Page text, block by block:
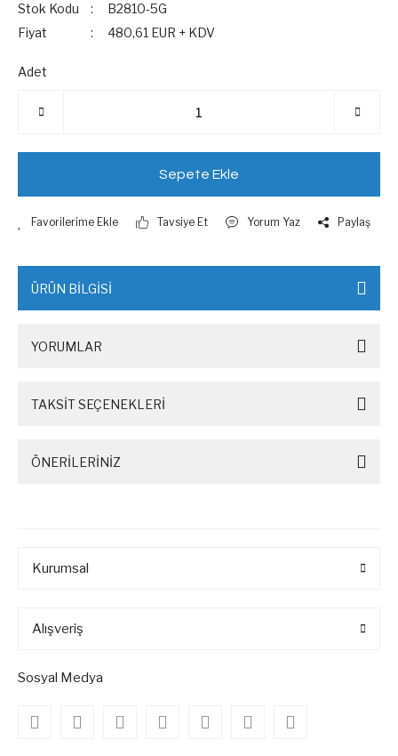
Stok Kodu
B2810-5G
Fiyat
480,61 EUR + KDV
Adet
Sepete Ekle
Tavsiye Et Yorum Yaz Paylaş
ÜRÜN BİLGİSİ
YORUMLAR
TAKSİT SEÇENEKLERİ
ÖNERİLERİNİZ
Kurumsal
Alışveriş
Sosyal Medya